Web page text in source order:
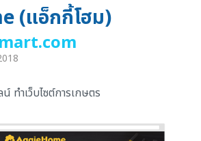
(แอ็กกี้โฮม)
ทำเว็บไซต์การเกษตร